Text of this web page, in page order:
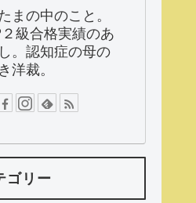
まの中のこと。
級合格実績のあ
。認知症の母の
洋裁。
ゴリー